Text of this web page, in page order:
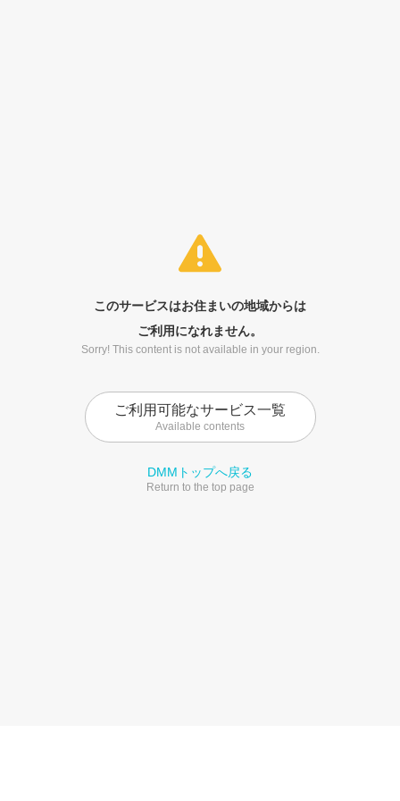
このサービスはお住まいの地域からは
ご利用になれません。
Sorry! This content is not available in your region.
ご利用可能なサービス一覧
Available contents
DMMトップへ戻る
Return to the top page